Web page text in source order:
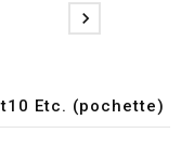

Etc. (pochette)